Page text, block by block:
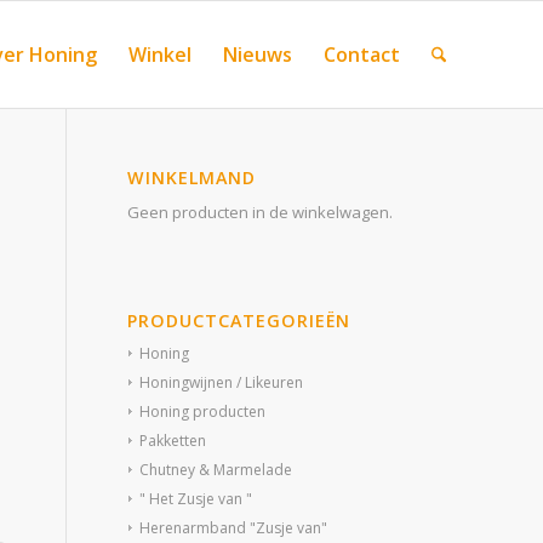
Honing Winkel Nieuws Contact
WINKELMAND
Geen producten in de winkelwagen.
PRODUCTCATEGORIEËN
Honing
Honingwijnen / Likeuren
Honing producten
Pakketten
Chutney & Marmelade
" Het Zusje van "
Herenarmband "Zusje van"